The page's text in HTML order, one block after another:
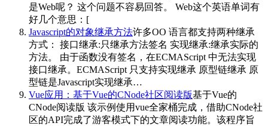
是Web呢？ 这个问题不容易回答。 Web这个英语单词有
好几个意思：[
Javascript的对象继承方法许多OO 语言都支持两种继承
方式： 接口继承:只继承方法签名 实现继承:继承实际的
方法。 由于函数没有签名，在ECMAScript 中无法实现
接口继承。ECMAScript 只支持实现继承 原型链继承 原
型链是Javascript实现继承…
Vue应用：基于Vue的CNode社区阅读版基于Vue的
CNode阅读版 该示例使用vue全家桶完成，借助CNode社
区的API完成了游客模式下的文章阅读功能。该程序旨